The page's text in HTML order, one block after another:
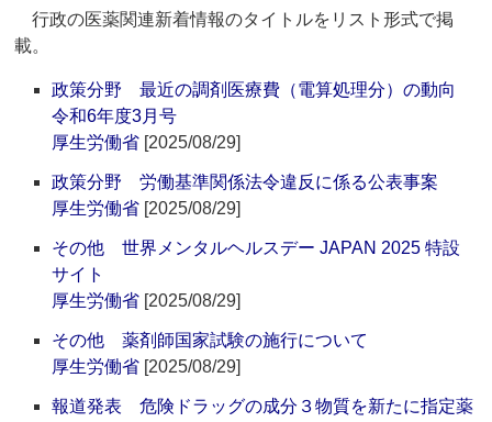
行政の医薬関連新着情報のタイトルをリスト形式で掲
載。
政策分野 最近の調剤医療費（電算処理分）の動向
令和6年度3月号
厚生労働省 [2025/08/29]
政策分野 労働基準関係法令違反に係る公表事案
厚生労働省 [2025/08/29]
その他 世界メンタルヘルスデー JAPAN 2025 特設
サイト
厚生労働省 [2025/08/29]
その他 薬剤師国家試験の施行について
厚生労働省 [2025/08/29]
報道発表 危険ドラッグの成分３物質を新たに指定薬